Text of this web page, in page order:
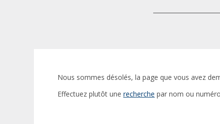
Nous sommes désolés, la page que vous avez
Effectuez plutôt une recherche par nom ou